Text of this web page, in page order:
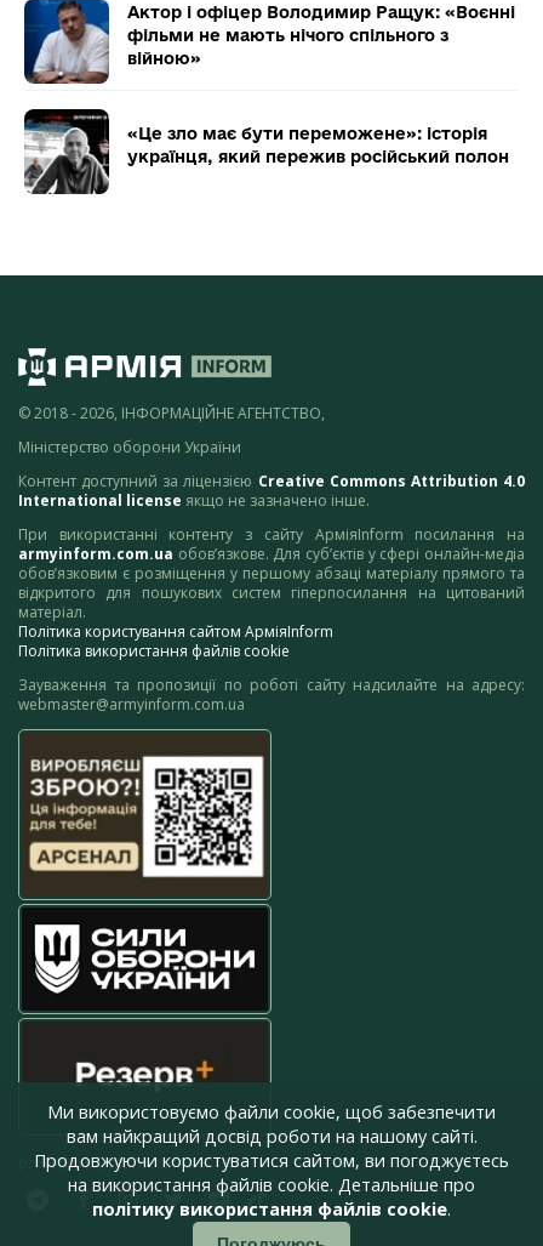
Актор і офіцер Володимир Ращук: «Воєнні
фільми не мають нічого спільного з
війною»
«Це зло має бути переможене»: історія
українця, який пережив російський полон
© 2018 - 2026, ІНФОРМАЦІЙНЕ АГЕНТСТВО,
Міністерство оборони України
Контент доступний за ліцензією Creative Commons Attribution 4.0
International license якщо не зазначено інше.
При використанні контенту з сайту АрміяInform посилання на
armyinform.com.ua обов’язкове. Для суб’єктів у сфері онлайн-медіа
обов’язковим є розміщення у першому абзаці матеріалу прямого та
відкритого для пошукових систем гіперпосилання на цитований
матеріал.
Політика користування сайтом АрміяInform
Політика використання файлів cookie
Зауваження та пропозиції по роботі сайту надсилайте на адресу:
webmaster@armyinform.com.ua
press@armyinform.com.ua
Ми використовуємо файли cookie, щоб забезпечити
вам найкращий досвід роботи на нашому сайті.
Продовжуючи користуватися сайтом, ви погоджуєтесь
на використання файлів cookie. Детальніше про
політику використання файлів cookie.